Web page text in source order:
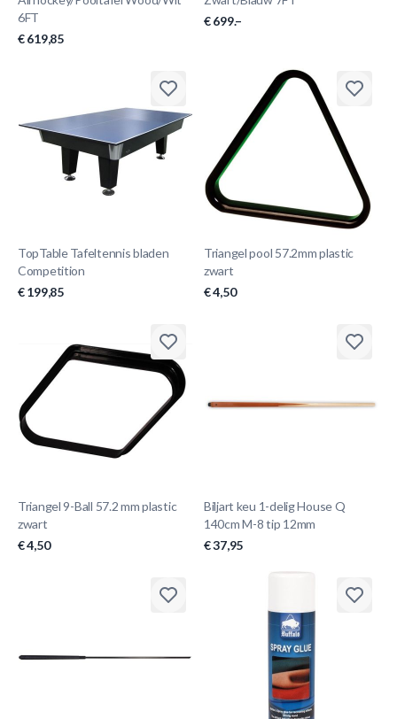
6FT
€ 619,85
€ 699.–
TopTable Tafeltennis bladen
Competition
€ 199,85
Triangel pool 57.2mm plastic
zwart
€ 4,50
Triangel 9-Ball 57.2 mm plastic
zwart
€ 4,50
Biljart keu 1-delig House Q
140cm M-8 tip 12mm
€ 37,95